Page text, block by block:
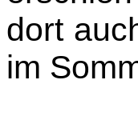
dort
im